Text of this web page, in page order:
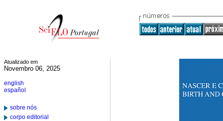
Atualizado em
Novembro 06, 2025
english
español
sobre nós
corpo editorial